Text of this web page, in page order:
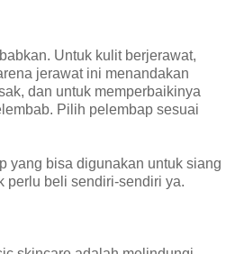
Untuk kulit berjerawat,
jerawat ini menandakan
dan untuk memperbaikinya
Pilih pelembap sesuai
yang bisa digunakan untuk siang
perlu beli sendiri-sendiri ya.